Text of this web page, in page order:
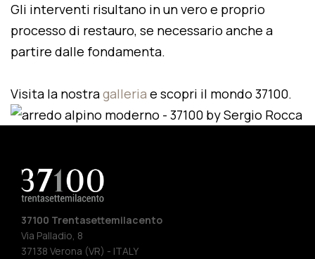
Gli interventi risultano in un vero e proprio
processo di restauro, se necessario anche a
partire dalle fondamenta.
Visita la nostragalleria e scopri il mondo 37100.
37100 Trentasettemilacento
Via Palladio, 8
37138 Verona (VR) - ITALY